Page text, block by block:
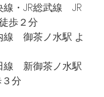
・JR総武線　JR
歩２分
　御茶ノ水駅 よ
　新御茶ノ水駅
分